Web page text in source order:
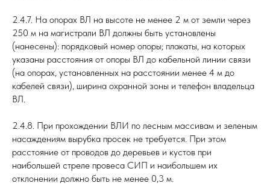
2.4.7. На опорах ВЛ на высоте не менее 2 м от земли через
250 м на магистрали ВЛ должны быть установлены
(нанесены): порядковый номер опоры; плакаты, на которых
указаны расстояния от опоры ВЛ до кабельной линии связи
(на опорах, установленных на расстоянии менее 4 м до
кабелей связи), ширина охранной зоны и телефон владельца
ВЛ.
2.4.8. При прохождении ВЛИ по лесным массивам и зеленым
насаждениям вырубка просек не требуется. При этом
расстояние от проводов до деревьев и кустов при
наибольшей стреле провеса СИП и наибольшем их
отклонении должно быть не менее 0,3 м.